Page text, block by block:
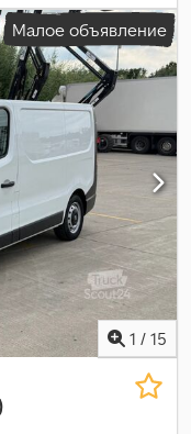
Малое объявление
1 / 15